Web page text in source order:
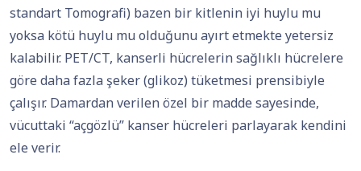
standart Tomografi) bazen bir kitlenin iyi huylu mu
yoksa kötü huylu mu olduğunu ayırt etmekte yetersiz
kalabilir. PET/CT, kanserli hücrelerin sağlıklı hücrelere
göre daha fazla şeker (glikoz) tüketmesi prensibiyle
çalışır. Damardan verilen özel bir madde sayesinde,
vücuttaki “açgözlü” kanser hücreleri parlayarak kendini
ele verir.